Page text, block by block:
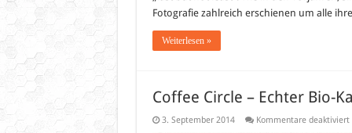
Fotografie zahlreich erschienen um alle
Weiterlesen »
Coffee Circle – Echter Bio-
3. September 2014 Kommentare deaktiviert